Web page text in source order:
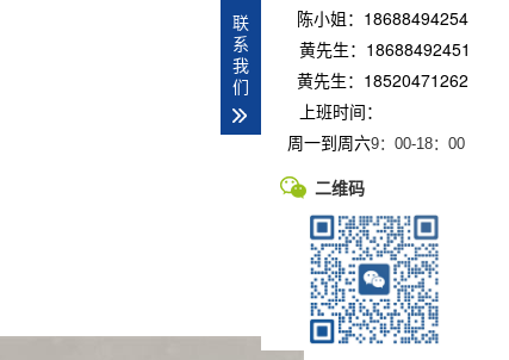
陈小姐：18688494254
黄先生：18688492451
黄先生：18520471262
上班时间：
周一到周六9：00-18：00
二维码
联
系
我
们